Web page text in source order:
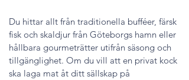
Du hittar allt från traditionella bufféer, färsk
fisk och skaldjur från Göteborgs hamn eller
hållbara gourmeträtter utifrån säsong och
tillgänglighet. Om du vill att en privat kock
ska laga mat åt ditt sällskap på